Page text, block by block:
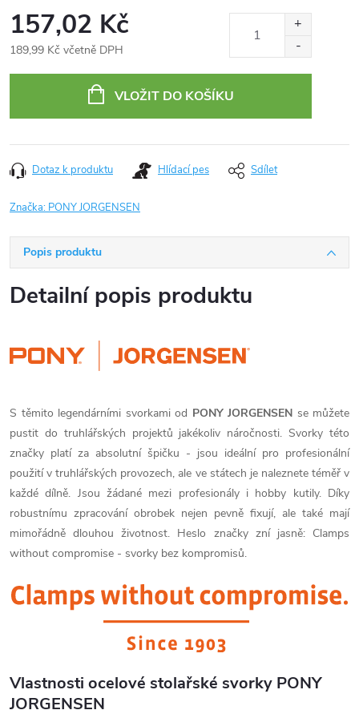
157,02 Kč
189,99 Kč včetně DPH
VLOŽIT DO KOŠÍKU
Dotaz k produktu Hlídací pes Sdílet
Značka: PONY JORGENSEN
Popis produktu
Detailní popis produktu
S těmito legendárními svorkami od PONY JORGENSEN se můžete
pustit do truhlářských projektů jakékoliv náročnosti. Svorky této
značky platí za absolutní špičku - jsou ideální pro profesionální
použití v truhlářských provozech, ale ve státech je naleznete téměř v
každé dílně. Jsou žádané mezi profesionály i hobby kutily. Díky
robustnímu zpracování obrobek nejen pevně fixují, ale také mají
mimořádně dlouhou životnost. Heslo značky zní jasně: Clamps
without compromise - svorky bez kompromisů.
Vlastnosti ocelové stolařské svorky PONY
JORGENSEN